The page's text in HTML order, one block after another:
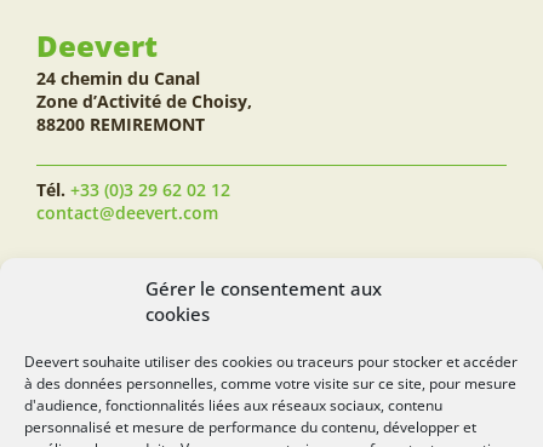
Gérer le consentement aux
cookies
Deevert souhaite utiliser des cookies ou traceurs pour stocker et accéder
à des données personnelles, comme votre visite sur ce site, pour mesure
d'audience, fonctionnalités liées aux réseaux sociaux, contenu
personnalisé et mesure de performance du contenu, développer et
Deevert
24 chemin du Canal
Zone d’Activité de Choisy,
88200 REMIREMONT
Tél. +33 (0)3 29 62 02 12
contact@deevert.com
SUIVEZ-NOUS...
deevert.com